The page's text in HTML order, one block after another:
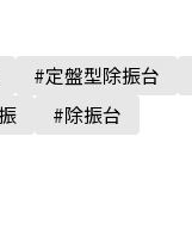
#定盤型除振台
#除振台